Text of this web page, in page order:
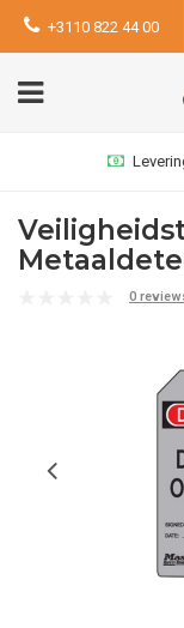
+3110 822 44 00
0